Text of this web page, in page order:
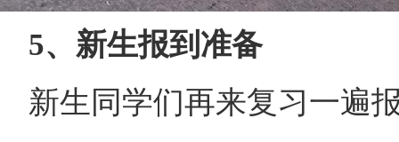
5、新生报到准备
新生同学们再来复习一遍